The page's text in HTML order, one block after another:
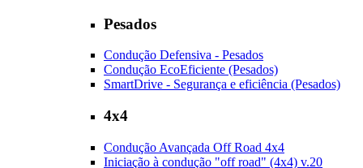
Pesados
Condução Defensiva - Pesados
Condução EcoEficiente (Pesados)
SmartDrive - Segurança e eficiência (Pesados)
4x4
Condução Avançada Off Road 4x4
Iniciação à condução "off road" (4x4) v.20